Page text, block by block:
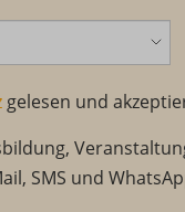
gelesen und
SMS und